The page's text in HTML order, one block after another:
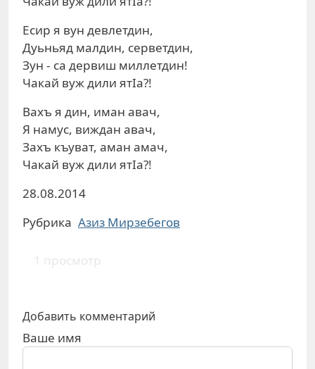
Есир я вун девлетдин,
Дуьньяд малдин, серветдин,
Зун - са дервиш миллетдин!
Чакай вуж дили ятІа?!
Вахъ я дин, иман авач,
Я намус, виждан авач,
Захъ къуват, аман амач,
Чакай вуж дили ятІа?!
28.08.2014
Рубрика Азиз Мирзебегов
1 просмотр
Добавить комментарий
Ваше имя